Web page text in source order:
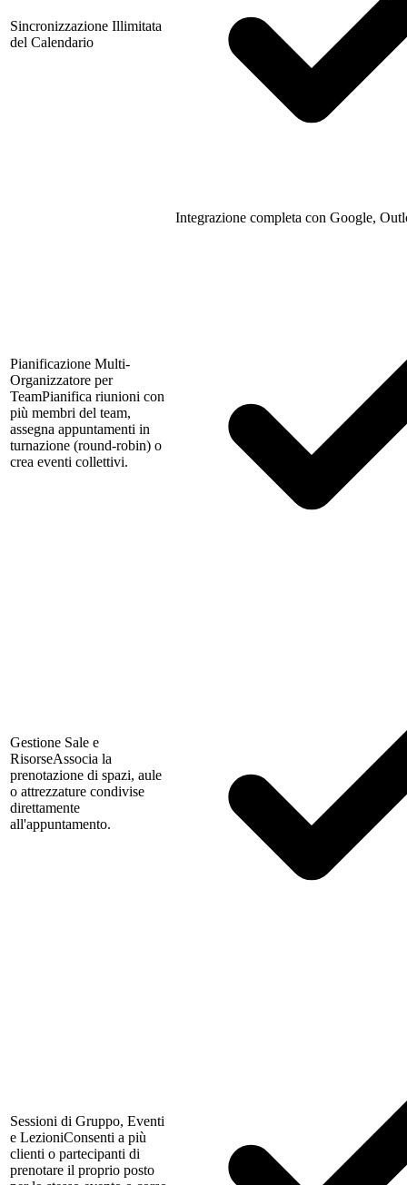
Sincronizzazione Illimitata
del Calendario
Integrazione completa con Google,
Pianificazione Multi-
Organizzatore per
TeamPianifica riunioni con
più membri del team,
assegna appuntamenti in
turnazione (round-robin) o
crea eventi collettivi.
Gestione Sale e
RisorseAssocia la
prenotazione di spazi, aule
o attrezzature condivise
direttamente
all'appuntamento.
Sessioni di Gruppo, Eventi
e LezioniConsenti a più
clienti o partecipanti di
prenotare il proprio posto